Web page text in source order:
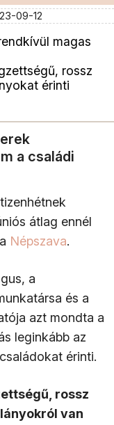
09-12
magas
rossz
érinti
a családi
átlag ennél
Népszava.
a
és a
azt mondta a
leginkább az
érinti.
rossz
van